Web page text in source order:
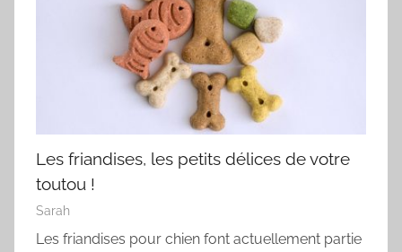
Les friandises, les petits délices de votre
toutou !
Sarah
Les friandises pour chien font actuellement partie